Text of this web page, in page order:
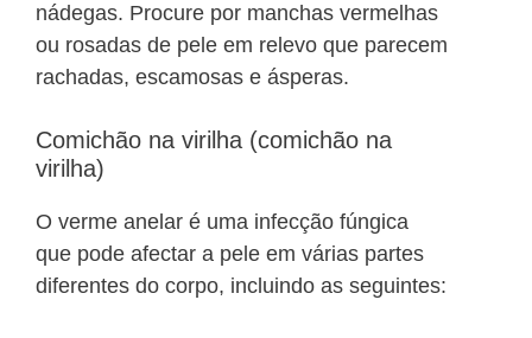
nádegas. Procure por manchas vermelhas
ou rosadas de pele em relevo que parecem
rachadas, escamosas e ásperas.
Comichão na virilha (comichão na
virilha)
O verme anelar é uma infecção fúngica
que pode afectar a pele em várias partes
diferentes do corpo, incluindo as seguintes: